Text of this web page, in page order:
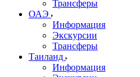
Трансферы
ОАЭ
Информация
Экскурсии
Трансферы
Таиланд
Информация